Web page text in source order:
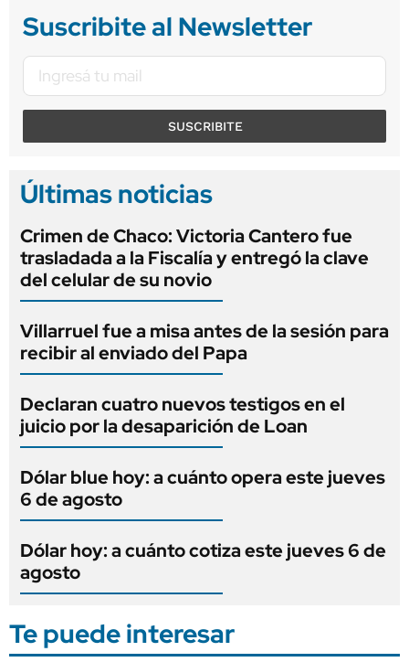
Suscribite al Newsletter
SUSCRIBITE
Últimas noticias
Crimen de Chaco: Victoria Cantero fue
trasladada a la Fiscalía y entregó la clave
del celular de su novio
Villarruel fue a misa antes de la sesión para
recibir al enviado del Papa
Declaran cuatro nuevos testigos en el
juicio por la desaparición de Loan
Dólar blue hoy: a cuánto opera este jueves
6 de agosto
Dólar hoy: a cuánto cotiza este jueves 6 de
agosto
Te puede interesar